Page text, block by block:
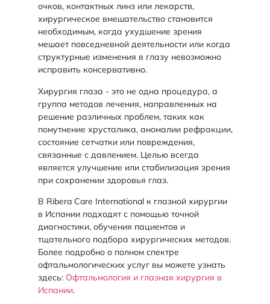
очков, контактных линз или лекарств,
хирургическое вмешательство становится
необходимым, когда ухудшение зрения
мешает повседневной деятельности или когда
структурные изменения в глазу невозможно
исправить консервативно.
Хирургия глаза - это не одна процедура, а
группа методов лечения, направленных на
решение различных проблем, таких как
помутнение хрусталика, аномалии рефракции,
состояние сетчатки или повреждения,
связанные с давлением. Целью всегда
является улучшение или стабилизация зрения
при сохранении здоровья глаз.
В Ribera Care International к глазной хирургии
в Испании подходят с помощью точной
диагностики, обучения пациентов и
тщательного подбора хирургических методов.
Более подробно о полном спектре
офтальмологических услуг вы можете узнать
здесь: Офтальмология и глазная хирургия в
Испании.